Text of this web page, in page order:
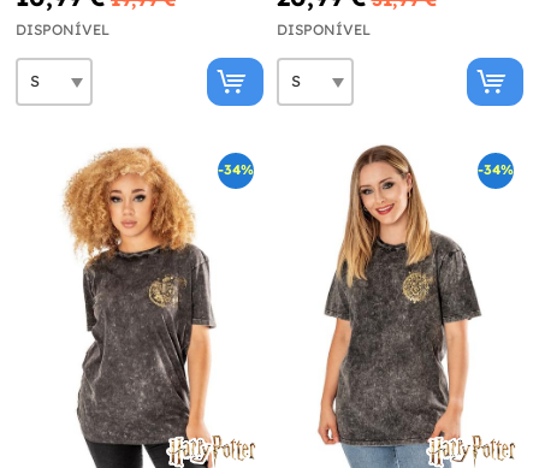
DISPONÍVEL DISPONÍVEL
-34% -34%